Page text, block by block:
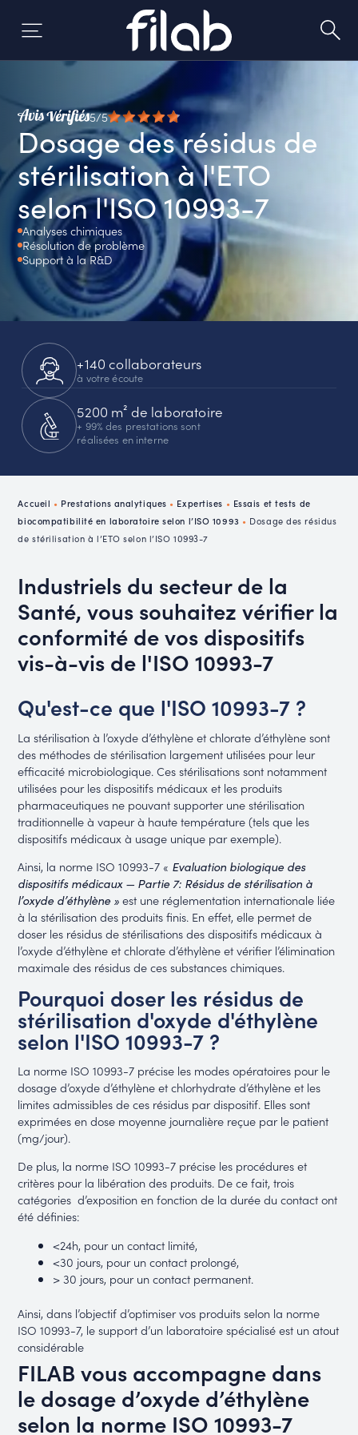
5/5
Dosage des résidus de
stérilisation à l'ETO
selon l'ISO 10993-7
Analyses chimiques
Résolution de problème
Support à la R&D
+140 collaborateurs
à votre écoute
5200 m² de laboratoire
+ 99% des prestations sont
réalisées en interne
Accueil • Prestations analytiques • Expertises • Essais et tests de
biocompatibilité en laboratoire selon l’ISO 10993 • Dosage des résidus
de stérilisation à l’ETO selon l’ISO 10993-7
Industriels du secteur de la
Santé, vous souhaitez vérifier la
conformité de vos dispositifs
vis-à-vis de l'ISO 10993-7
Qu'est-ce que l'ISO 10993-7 ?
La stérilisation à l’oxyde d’éthylène et chlorate d’éthylène sont
des méthodes de stérilisation largement utilisées pour leur
efficacité microbiologique. Ces stérilisations sont notamment
utilisées pour les dispositifs médicaux et les produits
pharmaceutiques ne pouvant supporter une stérilisation
traditionnelle à vapeur à haute température (tels que les
dispositifs médicaux à usage unique par exemple).
Ainsi, la norme ISO 10993-7 « Evaluation biologique des
dispositifs médicaux — Partie 7: Résidus de stérilisation à
l’oxyde d’éthylène »est une réglementation internationale liée
à la stérilisation des produits finis. En effet, elle permet de
doser les résidus de stérilisations des dispositifs médicaux à
l’oxyde d’éthylène et chlorate d’éthylène et vérifier l’élimination
maximale des résidus de ces substances chimiques.
Pourquoi doser les résidus de
stérilisation d'oxyde d'éthylène
selon l'ISO 10993-7 ?
La norme ISO 10993-7 précise les modes opératoires pour le
dosage d’oxyde d’éthylène et chlorhydrate d’éthylène et les
limites admissibles de ces résidus par dispositif. Elles sont
exprimées en dose moyenne journalière reçue par le patient
(mg/jour).
De plus, la norme ISO 10993-7 précise les procédures et
critères pour la libération des produits. De ce fait, trois
catégories d’exposition en fonction de la durée du contact ont
été définies:
<24h, pour un contact limité,
<30 jours, pour un contact prolongé,
> 30 jours, pour un contact permanent.
Ainsi, dans l’objectif d’optimiser vos produits selon la norme
ISO 10993-7, le support d’un laboratoire spécialisé est un atout
considérable
FILAB vous accompagne dans
le dosage d’oxyde d’éthylène
selon la norme ISO 10993-7